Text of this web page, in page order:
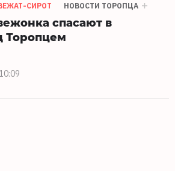
СИРОТ НОВОСТИ ТОРОПЦА
спасают в
Торопцем